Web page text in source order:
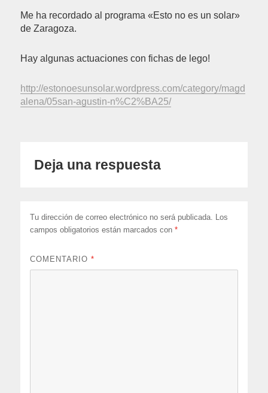
Me ha recordado al programa «Esto no es un solar»
de Zaragoza.
Hay algunas actuaciones con fichas de lego!
http://estonoesunsolar.wordpress.com/category/magd
alena/05san-agustin-n%C2%BA25/
Deja una respuesta
Tu dirección de correo electrónico no será publicada. Los
campos obligatorios están marcados con*
COMENTARIO*